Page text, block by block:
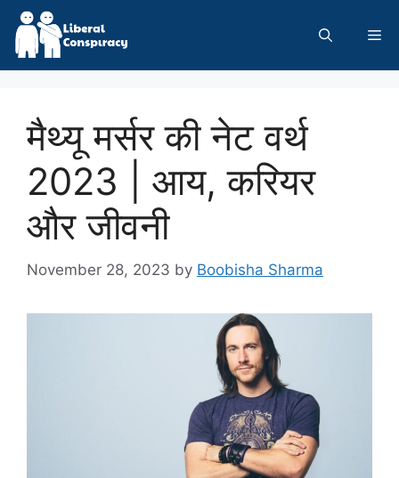
Skip
content
मैथ्यू मर्सर की नेट वर्थ
2023 | आय, करियर
और जीवनी
November 28, 2023 by Boobisha Sharma